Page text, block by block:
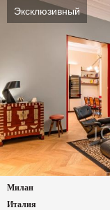
Эксклюзивный
Милан
Италия